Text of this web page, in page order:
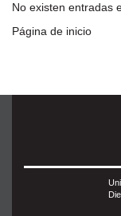
No existen entradas
Página de inicio